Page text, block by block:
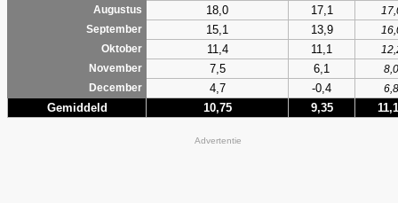
Augustus
18,0 17,1
September
15,1 13,9
Oktober
11,4 11,1
November
7,5 6,1
8,0
December
4,7 -0,4 6,8
Gemiddeld 10,75 9,35
Advertentie